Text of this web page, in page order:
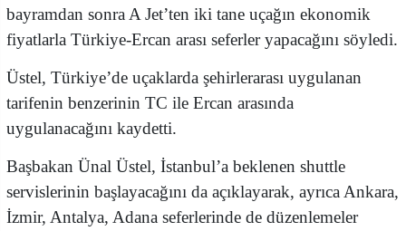
bayramdan sonra A Jet’ten iki tane uçağın ekonomik
fiyatlarla Türkiye-Ercan arası seferler yapacağını söyledi.
Üstel, Türkiye’de uçaklarda şehirlerarası uygulanan
tarifenin benzerinin TC ile Ercan arasında
uygulanacağını kaydetti.
Başbakan Ünal Üstel, İstanbul’a beklenen shuttle
servislerinin başlayacağını da açıklayarak, ayrıca Ankara,
İzmir, Antalya, Adana seferlerinde de düzenlemeler